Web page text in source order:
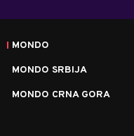
MONDO
MONDO SRBIJA
MONDO CRNA GORA